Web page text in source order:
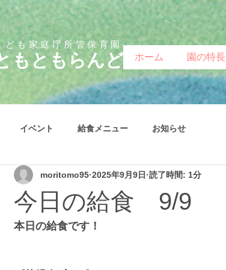
ども家庭庁所管保育園
もともらんど ホーム 園の特長
イベント 給食メニュー お知らせ
今日の給食 9/9
moritomo95 2025年9月9日 読了時間: 1分
本日の給食です！